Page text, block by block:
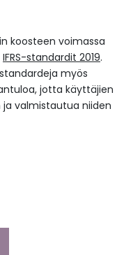
koosteen voimassa
IFRS-standardit 2019.
myös
jotta käyttäjien
valmistautua niiden